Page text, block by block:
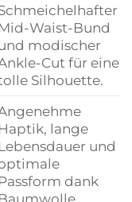
Mid-Waist-Bund
modischer
Cut für eine
Silhouette.
Haptik, lange
Lebensdauer und
Passform dank
Baumwolle,